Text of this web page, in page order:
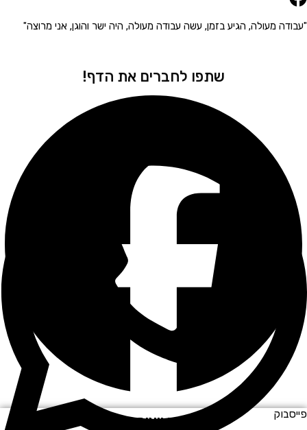
מעולה, הגיע בזמן, עשה עבודה מעולה, היה ישר והוגן, אני מרוצה"
שתפו לחברים את הדף!
לתיאום ויצירת קשר